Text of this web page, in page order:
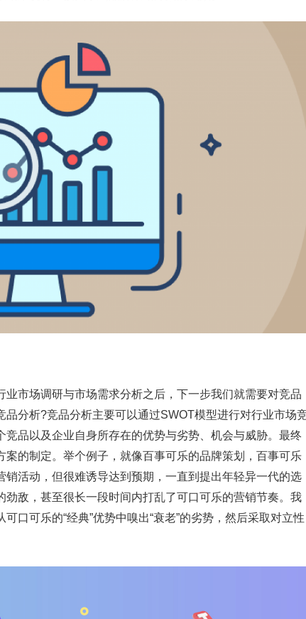
市场调研与市场需求分析之后，下一步我们就需要对竞品
分析?竞品分析主要可以通过SWOT模型进行对行业市场
品以及企业自身所存在的优势与劣势、机会与威胁。最终
的制定。举个例子，就像百事可乐的品牌策划，百事可乐
活动，但很难诱导达到预期，一直到提出年轻异一代的选
敌，甚至很长一段时间内打乱了可口可乐的营销节奏。我
口可乐的“经典”优势中嗅出“衰老”的劣势，然后采取对立性